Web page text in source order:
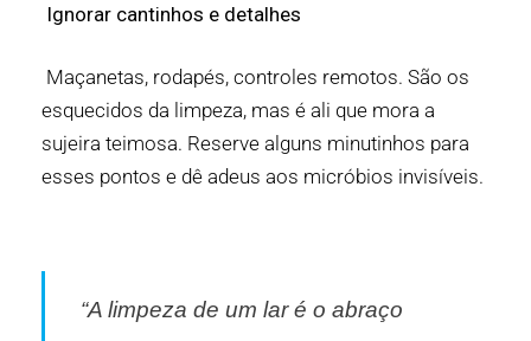
Ignorar cantinhos e detalhes
Maçanetas, rodapés, controles remotos. São os
esquecidos da limpeza, mas é ali que mora a
sujeira teimosa. Reserve alguns minutinhos para
esses pontos e dê adeus aos micróbios invisíveis.
“A limpeza de um lar é o abraço